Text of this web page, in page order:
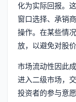
化为实际回报。
窗口选择、承销
操作。在某些情
放，以避免对股
市场流动性因此
进入二级市场，
投资者的参与意